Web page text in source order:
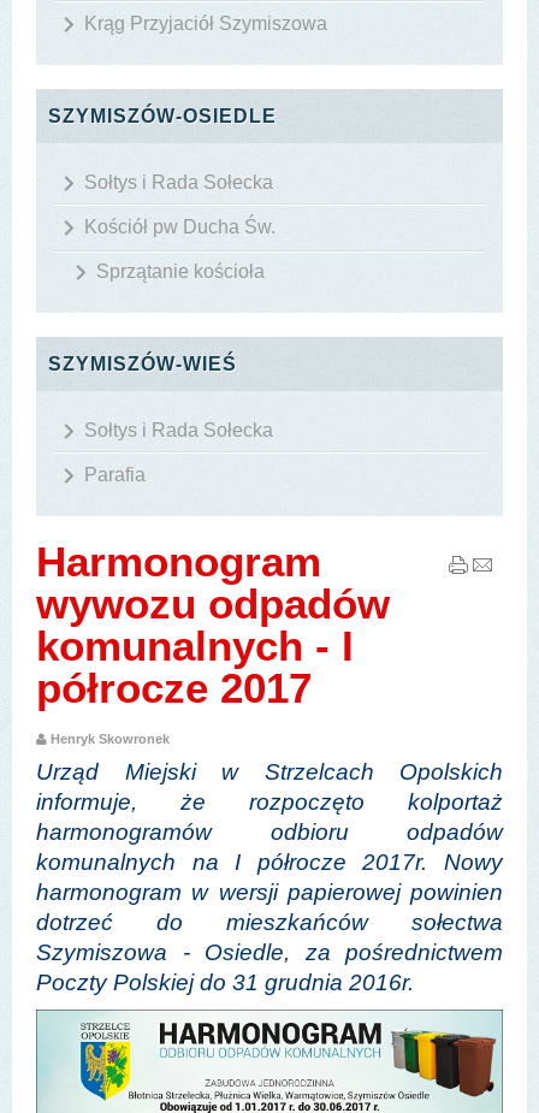
Krąg Przyjaciół Szymiszowa
SZYMISZÓW-OSIEDLE
Sołtys i Rada Sołecka
Kościół pw Ducha Św.
Sprzątanie kościoła
SZYMISZÓW-WIEŚ
Sołtys i Rada Sołecka
Parafia
Harmonogram
wywozu odpadów
komunalnych - I
półrocze 2017
Henryk Skowronek
Urząd Miejski w Strzelcach Opolskich
informuje, że rozpoczęto kolportaż
harmonogramów odbioru odpadów
komunalnych na I półrocze 2017r. Nowy
harmonogram w wersji papierowej powinien
dotrzeć do mieszkańców sołectwa
Szymiszowa - Osiedle, za pośrednictwem
Poczty Polskiej do 31 grudnia 2016r.